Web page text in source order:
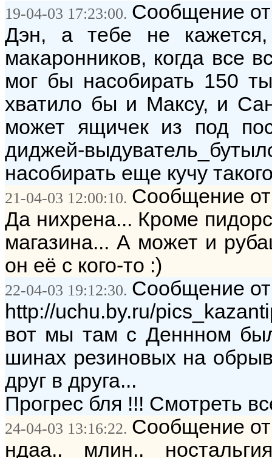
19-04-03 17:23:00. Сообщение
Дэн, а тебе не
макаронников, когда все
мог бы насобирать 150
хватило бы и Максу, и
может ящичек из под
диджей-
насобирать еще кучу
21-04-03 12:00:10. Сообщение
Да нихрена... Кроме
магазина... А может и
он её с кого-то :)
22-04-03 19:12:30. Сообщение
http://uchu.by.ru/
вот мы там с Деннном
шинах резиновых на
друг в друга...
Прогрес бля !!! Смотреть
24-04-03 13:16:22. Сообщение
ндаа.. млин..